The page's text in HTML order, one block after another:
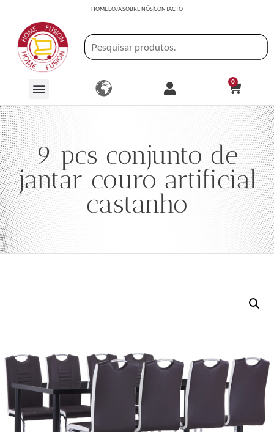
HOMELOJASOBRE NÓSCONTACTO
0
9 pcs conjunto de
jantar couro artificial
castanho